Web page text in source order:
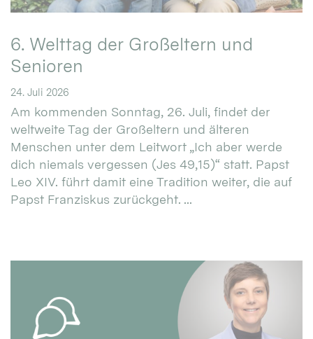
6. Welttag der Großeltern und
Senioren
24. Juli 2026
Am kommenden Sonntag, 26. Juli, findet der
weltweite Tag der Großeltern und älteren
Menschen unter dem Leitwort „Ich aber werde
dich niemals vergessen (Jes 49,15)“ statt. Papst
Leo XIV. führt damit eine Tradition weiter, die auf
Papst Franziskus zurückgeht. ...